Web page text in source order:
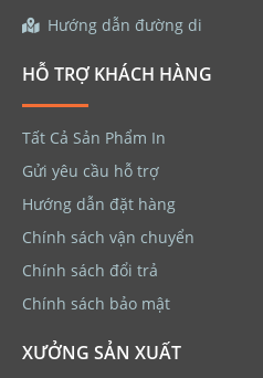
Hướng dẫn đường di
HỖ TRỢ KHÁCH HÀNG
Tất Cả Sản Phẩm In
Gửi yêu cầu hỗ trợ
Hướng dẫn đặt hàng
Chính sách vận chuyển
Chính sách đổi trả
Chính sách bảo mật
XƯỞNG SẢN XUẤT